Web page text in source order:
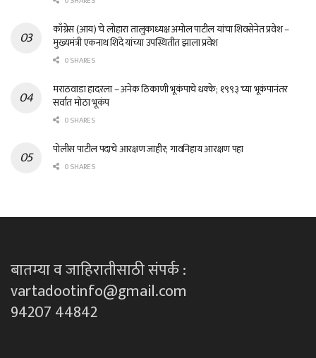
काँग्रेस (आय) चे लोहारा तालुकाध्यक्ष अमोल पाटील यांचा शिवसेनेत प्रवेश –
मुख्यमंत्री एकनाथ शिंदे यांच्या उपस्थितीत झाला प्रवेश
0 SHARES
मराठवाडा हादरला – अनेक ठिकाणी भूकंपाचे धक्के; १९९३ च्या भूकंपानंतर
सर्वात मोठा भूकंप
0 SHARES
पोलीस पाटील पदाचे आरक्षण जाहीर; गावनिहाय आरक्षण पहा
0 SHARES
बातम्या व जाहिरातीसाठी संपर्क :
vartadootinfo@gmail.com
94207 44842